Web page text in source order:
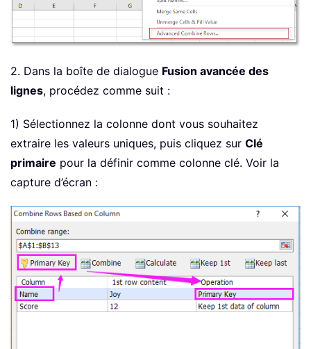
2. Dans la boîte de dialogue Fusion avancée des
lignes, procédez comme suit :
1) Sélectionnez la colonne dont vous souhaitez
extraire les valeurs uniques, puis cliquez sur Clé
primaire pour la définir comme colonne clé. Voir la
capture d’écran :